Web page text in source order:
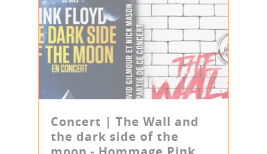
Concert | The Wall and
the dark side of the